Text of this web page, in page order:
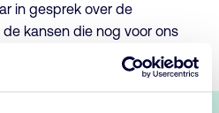
in gesprek over de
kansen die nog voor ons